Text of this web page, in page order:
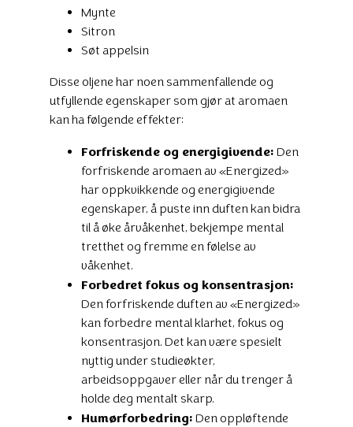
Mynte
Sitron
Søt appelsin
Disse oljene har noen sammenfallende og
utfyllende egenskaper som gjør at aromaen
kan ha følgende effekter:
Forfriskende og energigivende: Den
forfriskende aromaen av «Energized»
har oppkvikkende og energigivende
egenskaper, å puste inn duften kan bidra
til å øke årvåkenhet, bekjempe mental
tretthet og fremme en følelse av
våkenhet.
Forbedret fokus og konsentrasjon:
Den forfriskende duften av «Energized»
kan forbedre mental klarhet, fokus og
konsentrasjon. Det kan være spesielt
nyttig under studieøkter,
arbeidsoppgaver eller når du trenger å
holde deg mentalt skarp.
Humørforbedring: Den oppløftende